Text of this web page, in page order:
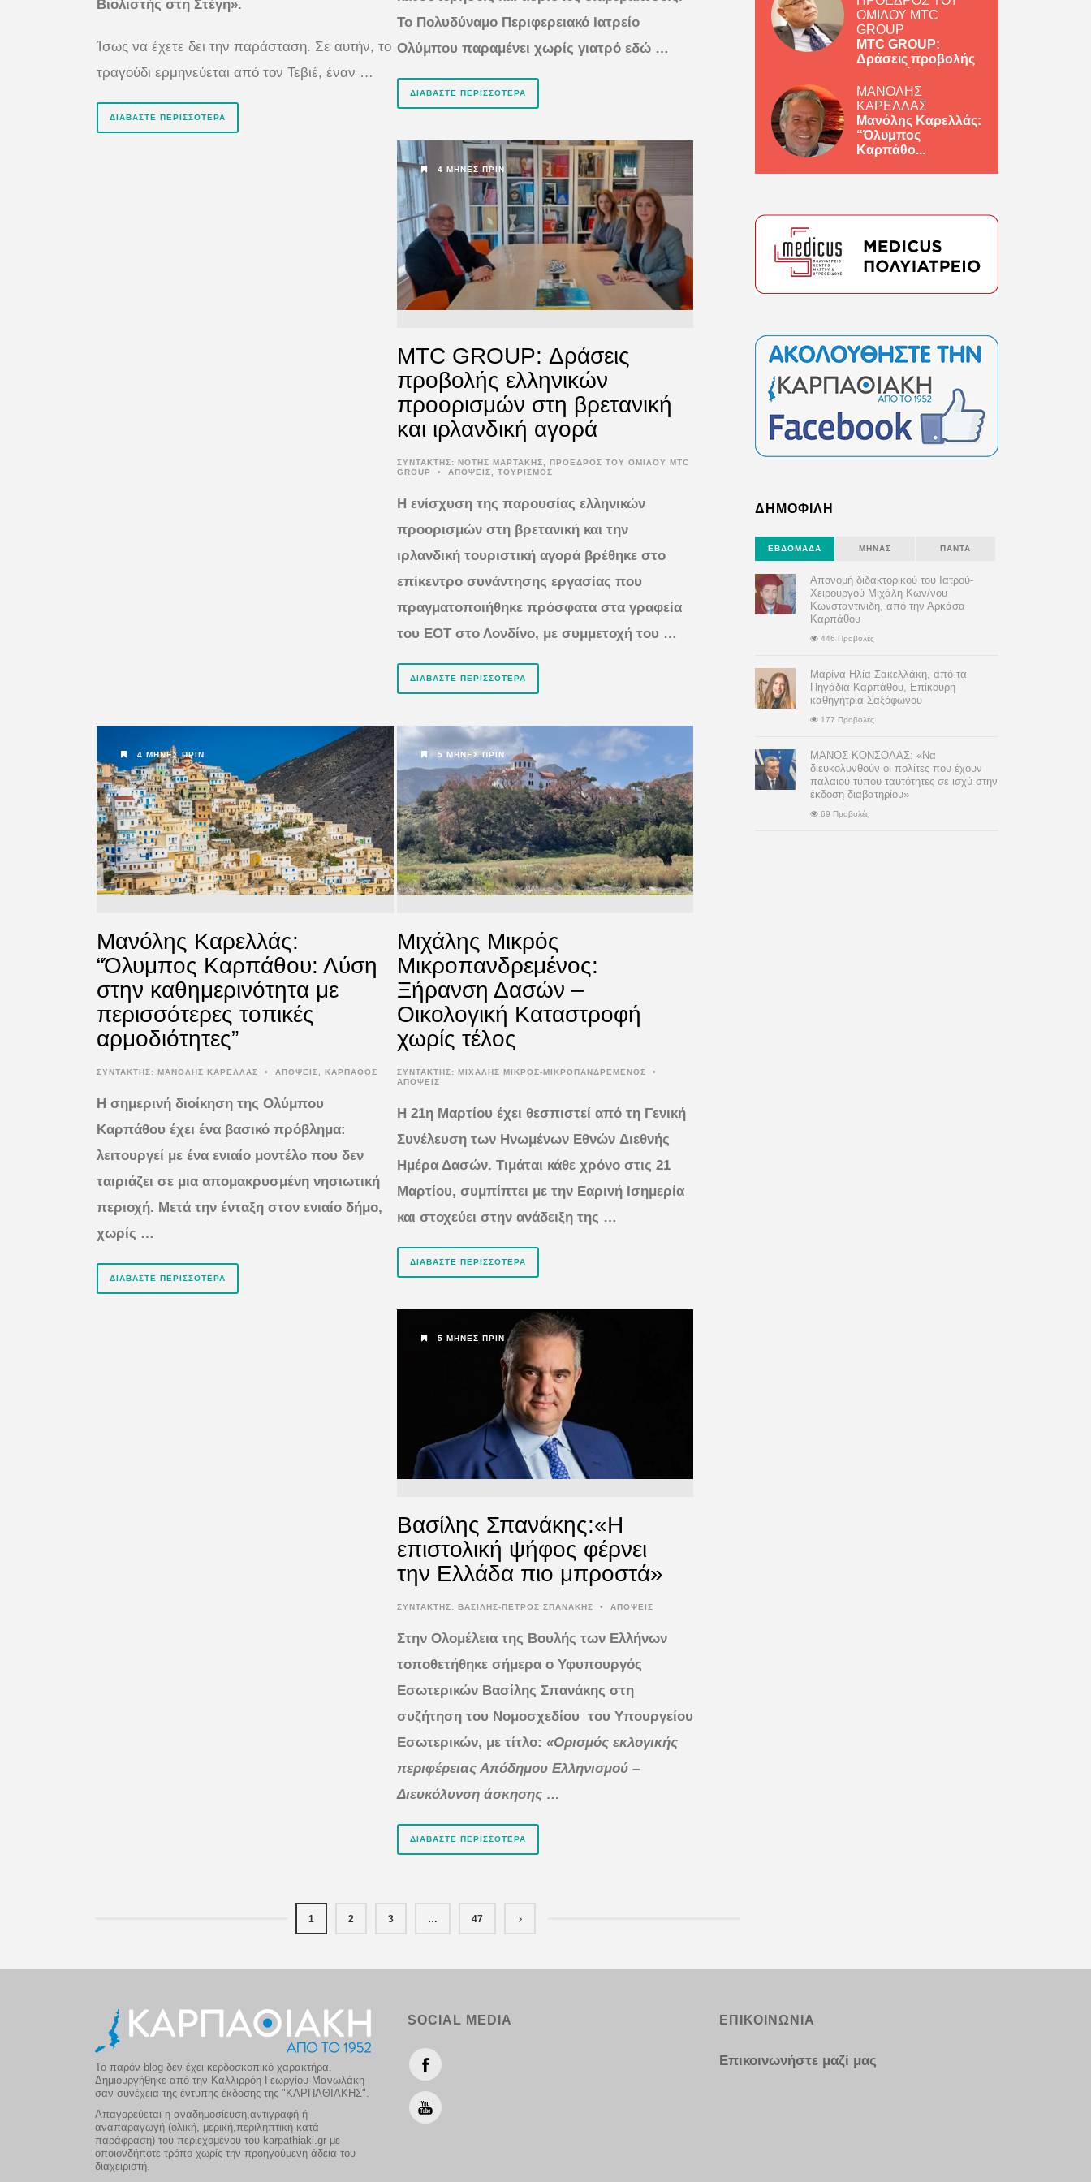
Βιολιστής στη Στέγη».
Ίσως να έχετε δει την παράσταση. Σε αυτήν, το
τραγούδι ερμηνεύεται από τον Τεβιέ, έναν …
ΔΙΑΒΆΣΤΕ ΠΕΡΙΣΣΌΤΕΡΑ
Το Πολυδύναμο Περιφερειακό Ιατρείο
Ολύμπου παραμένει χωρίς γιατρό εδώ …
ΔΙΑΒΆΣΤΕ ΠΕΡΙΣΣΌΤΕΡΑ
4 ΜΉΝΕΣ ΠΡΙΝ
MTC GROUP: Δράσεις
προβολής ελληνικών
προορισμών στη βρετανική
και ιρλανδική αγορά
ΣΥΝΤΆΚΤΗΣ: ΝΟΤΗΣ ΜΑΡΤΑΚΗΣ, ΠΡΟΕΔΡΟΣ ΤΟΥ ΟΜΙΛΟΥ MTC
GROUP
• ΑΠΟΨΕΙΣ ΤΟΥΡΙΣΜΟΣ
Η ενίσχυση της παρουσίας ελληνικών
προορισμών στη βρετανική και την
ιρλανδική τουριστική αγορά βρέθηκε στο
επίκεντρο συνάντησης εργασίας που
πραγματοποιήθηκε πρόσφατα στα γραφεία
του ΕΟΤ στο Λονδίνο, με συμμετοχή του …
ΔΙΑΒΆΣΤΕ ΠΕΡΙΣΣΌΤΕΡΑ
4 ΜΉΝΕΣ ΠΡΙΝ
Μανόλης Καρελλάς:
“Όλυμπος Καρπάθου: Λύση
στην καθημερινότητα με
περισσότερες τοπικές
αρμοδιότητες”
ΣΥΝΤΆΚΤΗΣ: ΜΑΝΟΛΗΣ ΚΑΡΕΛΛΑΣ • ΑΠΟΨΕΙΣ ΚΑΡΠΑΘΟΣ
Η σημερινή διοίκηση της Ολύμπου
Καρπάθου έχει ένα βασικό πρόβλημα:
λειτουργεί με ένα ενιαίο μοντέλο που δεν
ταιριάζει σε μια απομακρυσμένη νησιωτική
περιοχή. Μετά την ένταξη στον ενιαίο δήμο,
χωρίς …
ΔΙΑΒΆΣΤΕ ΠΕΡΙΣΣΌΤΕΡΑ
5 ΜΉΝΕΣ ΠΡΙΝ
Μιχάλης Μικρός
Μικροπανδρεμένος:
Ξήρανση Δασών –
Οικολογική Καταστροφή
χωρίς τέλος
ΣΥΝΤΆΚΤΗΣ: ΜΙΧΑΛΗΣ ΜΙΚΡΟΣ-ΜΙΚΡΟΠΑΝΔΡΕΜΕΝΟΣ
•
ΑΠΟΨΕΙΣ
Η 21η Μαρτίου έχει θεσπιστεί από τη Γενική
Συνέλευση των Ηνωμένων Εθνών Διεθνής
Ημέρα Δασών. Τιμάται κάθε χρόνο στις 21
Μαρτίου, συμπίπτει με την Εαρινή Ισημερία
και στοχεύει στην ανάδειξη της …
ΔΙΑΒΆΣΤΕ ΠΕΡΙΣΣΌΤΕΡΑ
5 ΜΉΝΕΣ ΠΡΙΝ
Βασίλης Σπανάκης:«Η
επιστολική ψήφος φέρνει
την Ελλάδα πιο μπροστά»
ΣΥΝΤΆΚΤΗΣ: ΒΑΣΙΛΗΣ-ΠΕΤΡΟΣ ΣΠΑΝΑΚΗΣ • ΑΠΟΨΕΙΣ
Στην Ολομέλεια της Βουλής των Ελλήνων
τοποθετήθηκε σήμερα ο Υφυπουργός
Εσωτερικών Βασίλης Σπανάκης στη
συζήτηση του Νομοσχεδίου του Υπουργείου
Εσωτερικών, με τίτλο: «Ορισμός εκλογικής
περιφέρειας Απόδημου Ελληνισμού –
Διευκόλυνση άσκησης …
ΔΙΑΒΆΣΤΕ ΠΕΡΙΣΣΌΤΕΡΑ
1 2 3 … 47
ΟΜΙΛΟΥ MTC
GROUP
MTC GROUP:
Δράσεις προβολής
ΜΑΝΟΛΗΣ
ΚΑΡΕΛΛΑΣ
Μανόλης Καρελλάς:
“Όλυμπος
Καρπάθο...
ΔΗΜΟΦΙΛΗ
ΕΒΔΟΜΆΔΑ ΜΉΝΑΣ ΠΆΝΤΑ
Απονομή διδακτορικού του Ιατρού-
Χειρουργού Μιχάλη Κων/νου
Κωνσταντινιδη, από την Αρκάσα
Καρπάθου
446 Προβολές
Μαρίνα Ηλία Σακελλάκη, από τα
Πηγάδια Καρπάθου, Επίκουρη
καθηγήτρια Σαξόφωνου
177 Προβολές
ΜΑΝΟΣ ΚΟΝΣΟΛΑΣ: «Να
διευκολυνθούν οι πολίτες που έχουν
παλαιού τύπου ταυτότητες σε ισχύ στην
έκδοση διαβατηρίου»
69 Προβολές
Το παρόν blog δεν έχει κερδοσκοπικό χαρακτήρα.
Δημιουργήθηκε από την Καλλιρρόη Γεωργίου-Μανωλάκη
σαν συνέχεια της έντυπης έκδοσης της "ΚΑΡΠΑΘΙΑΚΗΣ".
Απαγορεύεται η αναδημοσίευση,αντιγραφή ή
αναπαραγωγή (ολική, μερική,περιληπτική κατά
παράφραση) του περιεχομένου του karpathiaki.gr με
οποιονδήποτε τρόπο χωρίς την προηγούμενη άδεια του
διαχειριστή.
SOCIAL MEDIA ΕΠΙΚΟΙΝΩΝΙΑ
Επικοινωνήστε μαζί μας